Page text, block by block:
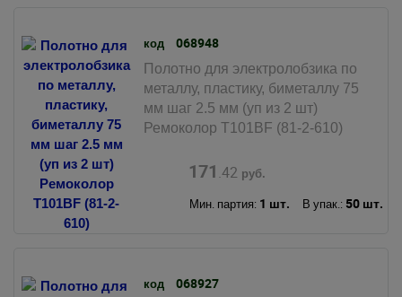
код 068948
Полотно для электролобзика по
металлу, пластику, биметаллу 75
мм шаг 2.5 мм (уп из 2 шт)
Ремоколор T101BF (81-2-610)
171.42 руб.
Мин. партия: 1 шт. В упак.: 50 шт.
код 068927